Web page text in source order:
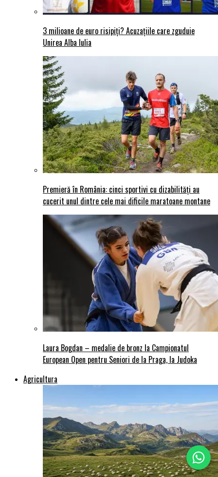
3 milioane de euro risipiți? Acuzațiile care zguduie
Unirea Alba Iulia
Premieră în România: cinci sportivi cu dizabilități au
cucerit unul dintre cele mai dificile maratoane montane
Laura Bogdan – medalie de bronz la Campionatul
European Open pentru Seniori de la Praga, la Judoka
Agricultura